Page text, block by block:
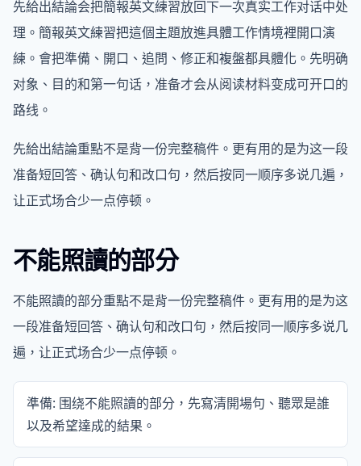
先給出結論会把簡報英文練習放回下一次真实工作对话中处
理。簡報英文練習把這個主題放進具體工作情境裡開口演
練。會把準備、開口、追問、修正和複盤都具體化。先明确
对象、目的和第一句话，准备才会从阅读材料变成可开口的
路线。
先給出結論重點不是背一份完整稿件。更有用的是为这一段
准备短回答、确认句和改口句，然后按同一顺序多说几遍，
让正式场合少一点停顿。
不能照讀的部分
不能照讀的部分重點不是背一份完整稿件。更有用的是为这
一段准备短回答、确认句和改口句，然后按同一顺序多说几
遍，让正式场合少一点停顿。
準備: 围绕不能照讀的部分，先寫清開場句、聽眾是誰
以及希望達成的結果。